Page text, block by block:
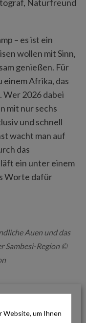
Naturfreund
– es ist ein
wollen mit Sinn,
genießen. Für
einem Afrika, das
Wer 2026 dabei
mit nur sechs
und schnell
wacht man auf
das
ein unter einem
Worte dafür
Auen und das
Sambesi-Region ©
Website, um Ihnen